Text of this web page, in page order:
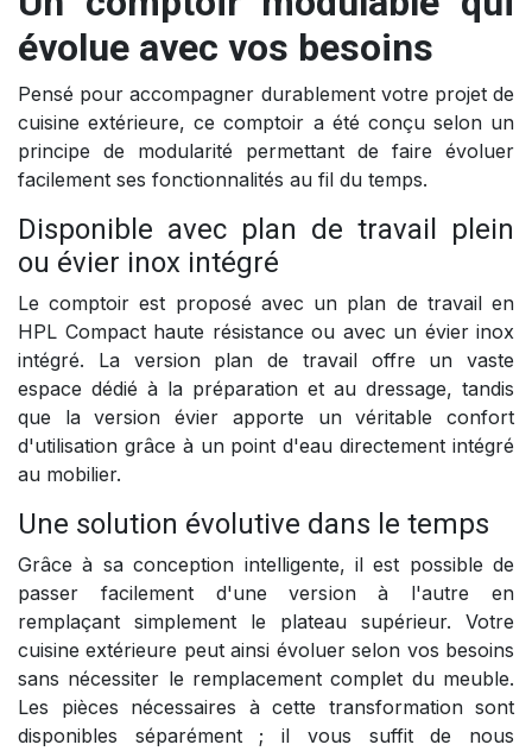
évolue avec vos besoins
Pensé pour accompagner durablement votre projet de
cuisine extérieure, ce comptoir a été conçu selon un
principe de modularité permettant de faire évoluer
facilement ses fonctionnalités au fil du temps.
Disponible avec plan de travail plein
ou évier inox intégré
Le comptoir est proposé avec un plan de travail en
HPL Compact haute résistance ou avec un évier inox
intégré. La version plan de travail offre un vaste
espace dédié à la préparation et au dressage, tandis
que la version évier apporte un véritable confort
d'utilisation grâce à un point d'eau directement intégré
au mobilier.
Une solution évolutive dans le temps
Grâce à sa conception intelligente, il est possible de
passer facilement d'une version à l'autre en
remplaçant simplement le plateau supérieur. Votre
cuisine extérieure peut ainsi évoluer selon vos besoins
sans nécessiter le remplacement complet du meuble.
Les pièces nécessaires à cette transformation sont
disponibles séparément ; il vous suffit de nous